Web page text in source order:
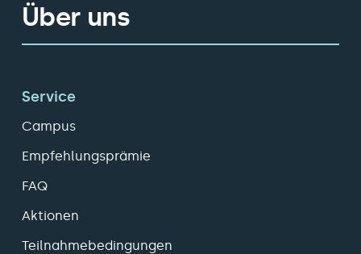
Über uns
Service
Campus
Empfehlungsprämie
FAQ
Aktionen
Teilnahmebedingungen